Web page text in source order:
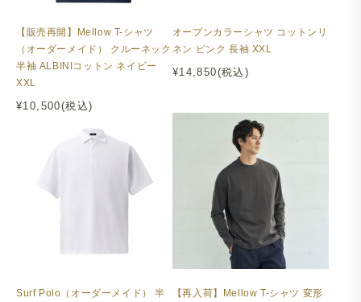
【販売再開】Mellow T-シャツ
（オーダーメイド） クルーネック
半袖 ALBINIコットン ネイビー
XXL
¥10,500(税込)
オープンカラーシャツ コットンリ
ネン ピンク 長袖 XXL
¥14,850(税込)
Surf Polo（オーダーメイド） 半 【再入荷】Mellow T-シャツ 変形